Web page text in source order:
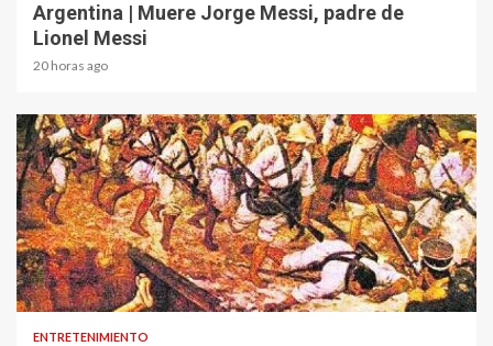
Argentina | Muere Jorge Messi, padre de
Lionel Messi
20 horas ago
1 min read
ENTRETENIMIENTO